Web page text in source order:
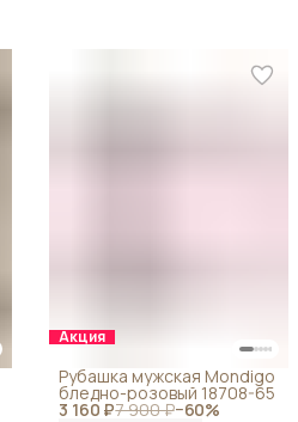
Акция
3 160 ₽7 900 ₽−60%
Рубашка мужская Mondigo
бледно-розовый 18708-65